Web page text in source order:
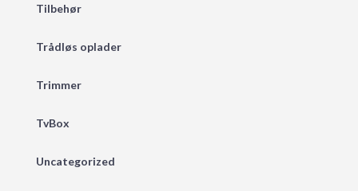
Tilbehør
Trådløs oplader
Trimmer
TvBox
Uncategorized